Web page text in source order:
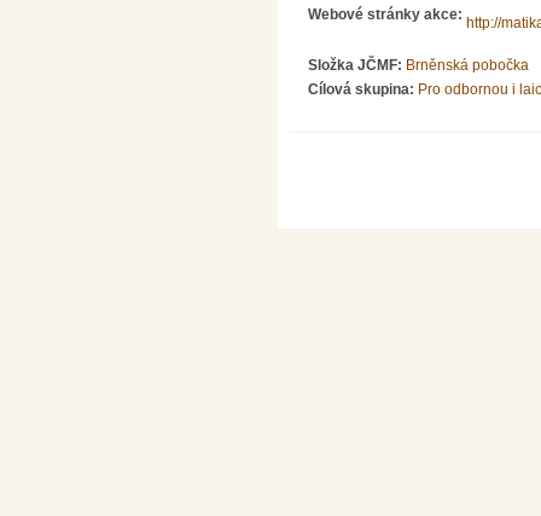
Webové stránky akce:
http://
Složka JČMF: Brněnská pobočka
Cílová skupina: Pro odbornou i